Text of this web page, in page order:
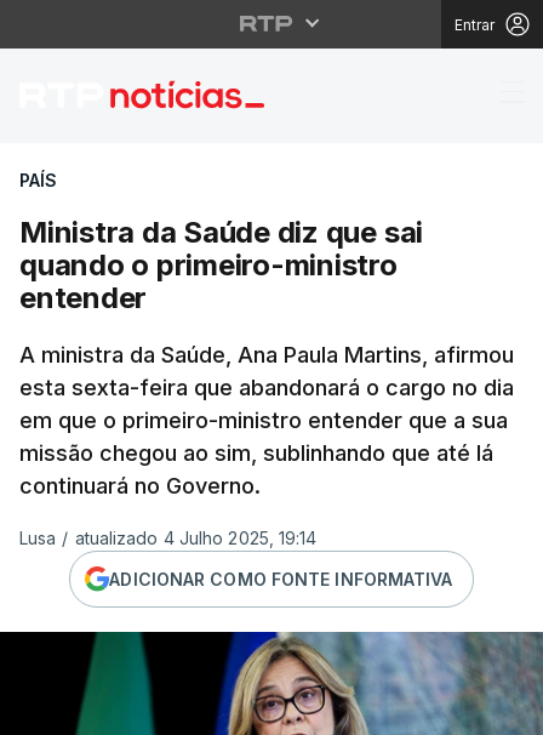
Entrar
Ministra da Saúde
PAÍS
Ministra da Saúde diz que sai
quando o primeiro-ministro
entender
A ministra da Saúde, Ana Paula Martins, afirmou
esta sexta-feira que abandonará o cargo no dia
em que o primeiro-ministro entender que a sua
missão chegou ao sim, sublinhando que até lá
continuará no Governo.
Lusa / atualizado 4 Julho 2025, 19:14
ADICIONAR COMO FONTE INFORMATIVA